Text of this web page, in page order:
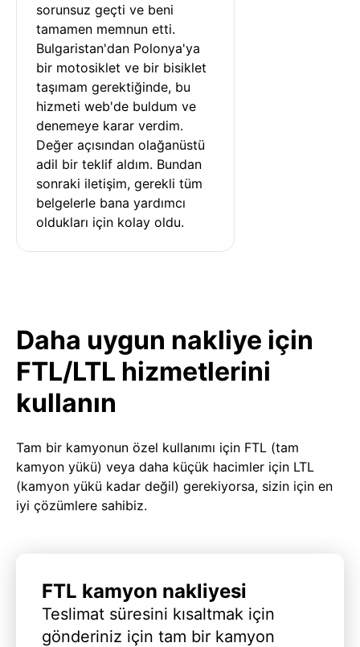
sorunsuz geçti ve beni
tamamen memnun etti.
Bulgaristan'dan Polonya'ya
bir motosiklet ve bir bisiklet
taşımam gerektiğinde, bu
hizmeti web'de buldum ve
denemeye karar verdim.
Değer açısından olağanüstü
adil bir teklif aldım. Bundan
sonraki iletişim, gerekli tüm
belgelerle bana yardımcı
oldukları için kolay oldu.
Daha uygun nakliye için
FTL/LTL hizmetlerini
kullanın
Tam bir kamyonun özel kullanımı için FTL (tam
kamyon yükü) veya daha küçük hacimler için LTL
(kamyon yükü kadar değil) gerekiyorsa, sizin için en
iyi çözümlere sahibiz.
FTL kamyon nakliyesi
Teslimat süresini kısaltmak için
gönderiniz için tam bir kamyon